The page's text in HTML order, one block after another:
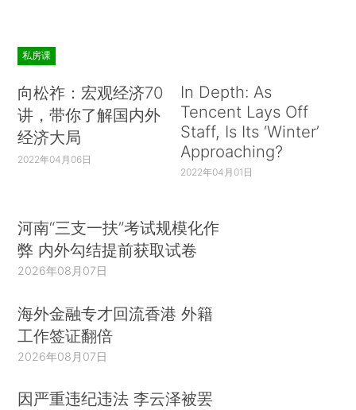
私房课
向松祚：宏观经济70
讲，带你了解国内外
经济大局
2022年04月06日
In Depth: As
Tencent Lays Off
Staff, Is Its ‘Winter’
Approaching?
2022年04月01日
河南“三支一扶”考试规模化作
弊 内外勾结提前获取试卷
2026年08月07日
海外金融专才回流香港 外籍
工作签证翻倍
2026年08月07日
因严重违纪违法 李云泽被罢